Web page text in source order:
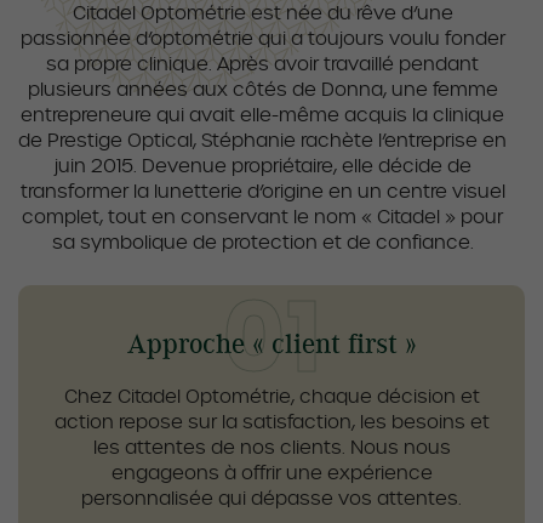
Citadel Optométrie est née du rêve d’une
passionnée d’optométrie qui a toujours voulu fonder
sa propre clinique. Après avoir travaillé pendant
plusieurs années aux côtés de Donna, une femme
entrepreneure qui avait elle-même acquis la clinique
de Prestige Optical, Stéphanie rachète l’entreprise en
juin 2015. Devenue propriétaire, elle décide de
transformer la lunetterie d’origine en un centre visuel
complet, tout en conservant le nom « Citadel » pour
sa symbolique de protection et de confiance.
Approche « client first »
Chez Citadel Optométrie, chaque décision et
action repose sur la satisfaction, les besoins et
les attentes de nos clients. Nous nous
engageons à offrir une expérience
personnalisée qui dépasse vos attentes.